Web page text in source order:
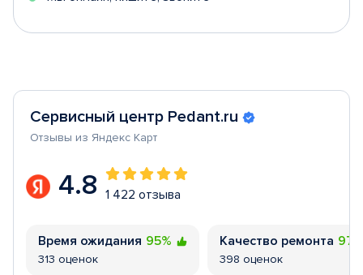
Сервисный центр Pedant.ru
Отзывы из Яндекс Карт
4.8 1 422 отзыва
Время ожидания 95%
313 оценок
Качество ремонта
398 оценок